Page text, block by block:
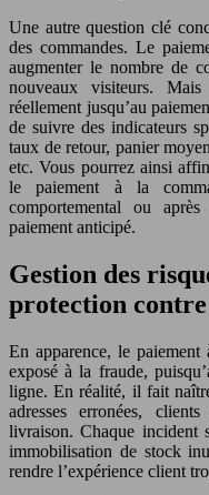
Une autre question clé
des commandes. Le
augmenter le nombre de
nouveaux visiteurs.
réellement jusqu’au
de suivre des indicateurs
taux de retour, panier
etc. Vous pourrez ainsi
le paiement à la
comportemental ou
paiement anticipé.
Gestion des
protection
En apparence, le
exposé à la fraude,
ligne. En réalité, il fait
adresses erronées,
livraison. Chaque incident
immobilisation de stock
rendre l’expérience client